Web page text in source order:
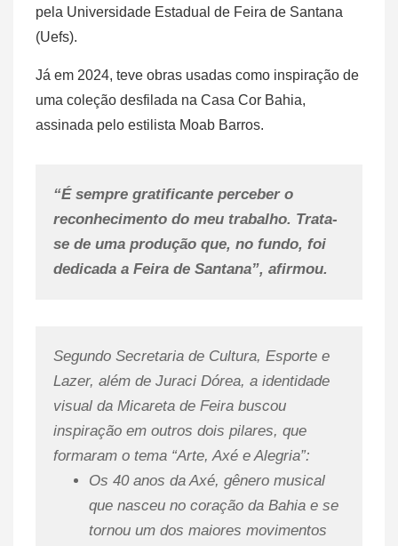
pela Universidade Estadual de Feira de Santana
(Uefs).
Já em 2024, teve obras usadas como inspiração de
uma coleção desfilada na Casa Cor Bahia,
assinada pelo estilista Moab Barros.
“É sempre gratificante perceber o
reconhecimento do meu trabalho. Trata-
se de uma produção que, no fundo, foi
dedicada a Feira de Santana”, afirmou.
Segundo Secretaria de Cultura, Esporte e
Lazer, além de Juraci Dórea, a identidade
visual da Micareta de Feira buscou
inspiração em outros dois pilares, que
formaram o tema “Arte, Axé e Alegria”:
Os 40 anos da Axé, gênero musical
que nasceu no coração da Bahia e se
tornou um dos maiores movimentos